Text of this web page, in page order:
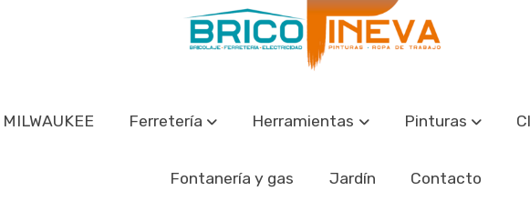
MILWAUKEE Ferretería Herramientas Pinturas
Fontanería y gas Jardín
Contacto